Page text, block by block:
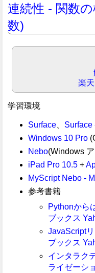
連続性 - 関数
数)
楽
学習環境
Surface、 Surface
Windows 10 Pro
Nebo(Windows
iPad Pro 10.5+
MyScript Nebo -
参考書籍
Pythonから
ブックス
JavaScript
ブックス
インタラク
ライゼーシ